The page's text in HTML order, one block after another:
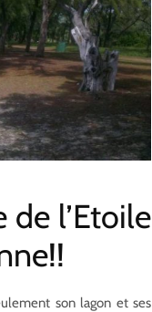
l’Etoile
son lagon et ses